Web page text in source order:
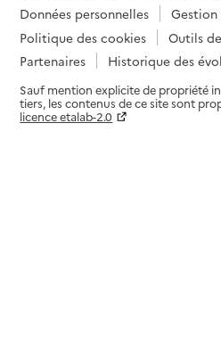
Données personnelles
Gestion
Politique des cookies
Outils
Partenaires
Historique des
Sauf mention explicite de propriété
tiers, les contenus de ce site sont
licence etalab-2.0